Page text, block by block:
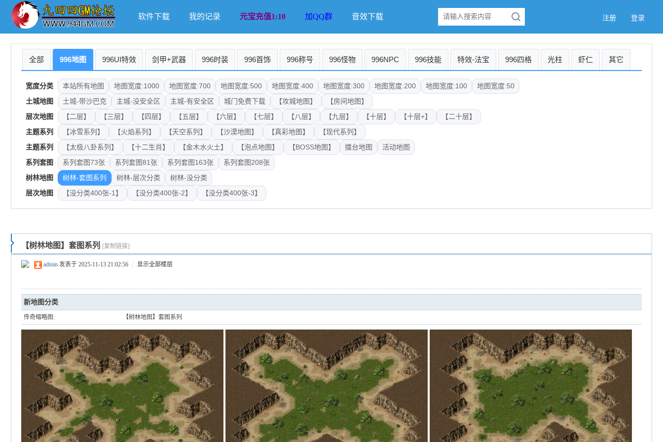
软件下载 我的记录 元宝充值1:10 加QQ群 音效下载 注册 登录
全部 996地图 996UI特效 剑甲+武器 996时装 996首饰 996称号 996怪物 996NPC 996技能 特效-法宝 996四格 光柱 虾仁 其它
宽度分类 本站所有地图 地图宽度:1000 地图宽度:700 地图宽度:500 地图宽度:400 地图宽度:300 地图宽度:200 地图宽度:100
地图宽度:50
土城地图
土城-带沙巴克 主城-没安全区 主城-有安全区 城门免费下载 【攻城地图】
【房间地图】
层次地图
【二层】 【三层】 【四层】 【五层】 【六层】 【七层】 【八层】 【九层】 【十层】 【十层+】
【二十层】
主题系列
【冰雪系列】 【火焰系列】 【天空系列】 【沙漠地图】 【真彩地图】
【现代系列】
主题系列
【太极八卦系列】 【十二生肖】 【金木水火土】 【泡点地图】 【BOSS地图】 擂台地图
活动地图
系列套图
系列套图73张 系列套图81张 系列套图163张
系列套图208张
树林地图
树林-套图系列 树林-层次分类
树林-没分类
层次地图
【没分类400张-1】 【没分类400张-2】 【没分类400张-3】
【树林地图】套图系列 [复制链接]
admin 发表于 2025-11-13 21:02:56 显示全部楼层
新地图分类
传奇缩略图: 【树林地图】套图系列